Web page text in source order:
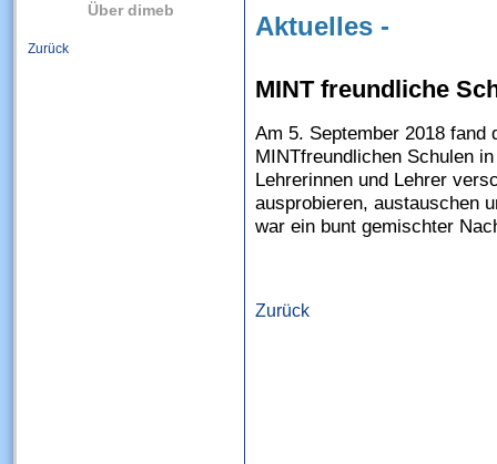
Über dimeb
Zurück
Aktuelles -
MINT freundliche
Am 5. September 2018 fand
MINTfreundlichen Schulen
Lehrerinnen und Lehrer
ausprobieren, austauschen
war ein bunt gemischter
Zurück